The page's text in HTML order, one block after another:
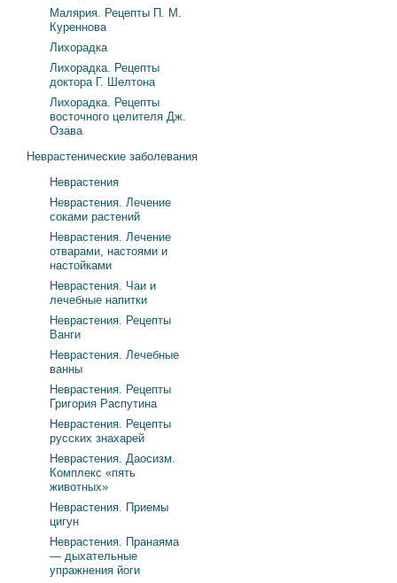
Малярия. Рецепты П. М.
Куреннова
Лихорадка
Лихорадка. Рецепты
доктора Г. Шелтона
Лихорадка. Рецепты
восточного целителя Дж.
Озава
Неврастенические заболевания
Неврастения
Неврастения. Лечение
соками растений
Неврастения. Лечение
отварами, настоями и
настойками
Неврастения. Чаи и
лечебные напитки
Неврастения. Рецепты
Ванги
Неврастения. Лечебные
ванны
Неврастения. Рецепты
Григория Распутина
Неврастения. Рецепты
русских знахарей
Неврастения. Даосизм.
Комплекс «пять
животных»
Неврастения. Приемы
цигун
Неврастения. Пранаяма
— дыхательные
упражнения йоги